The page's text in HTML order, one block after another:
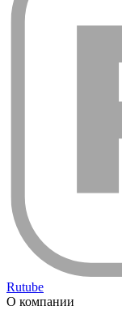
Rutube
О компании